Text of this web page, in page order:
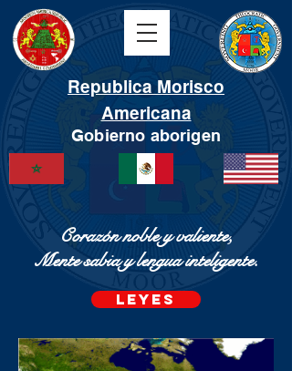
Republica Morisco
Americana
Gobierno aborigen
Corazón noble y valiente,
Mente sabia y lengua inteligente.
LEYES